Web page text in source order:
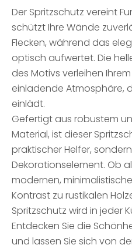
Der Spritzschutz vereint
schützt Ihre Wände
Flecken, während das
optisch aufwertet. Die
des Motivs verleihen
einladende Atmosphäre,
einlädt.
Gefertigt aus robustem
Material, ist dieser
praktischer Helfer,
Dekorationselement. Ob
modernen,
Kontrast zu rustikalen
Spritzschutz wird in jeder
Entdecken Sie die
und lassen Sie sich von